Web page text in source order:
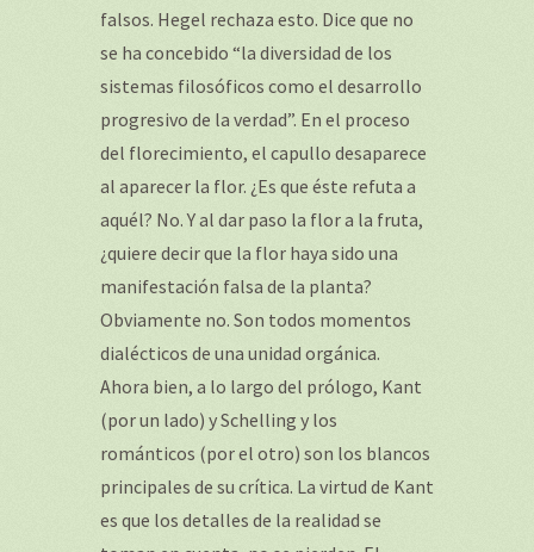
falsos. Hegel rechaza esto. Dice que no
se ha concebido “la diversidad de los
sistemas filosóficos como el desarrollo
progresivo de la verdad”. En el proceso
del florecimiento, el capullo desaparece
al aparecer la flor. ¿Es que éste refuta a
aquél? No. Y al dar paso la flor a la fruta,
¿quiere decir que la flor haya sido una
manifestación falsa de la planta?
Obviamente no. Son todos momentos
dialécticos de una unidad orgánica.
Ahora bien, a lo largo del prólogo, Kant
(por un lado) y Schelling y los
románticos (por el otro) son los blancos
principales de su crítica. La virtud de Kant
es que los detalles de la realidad se